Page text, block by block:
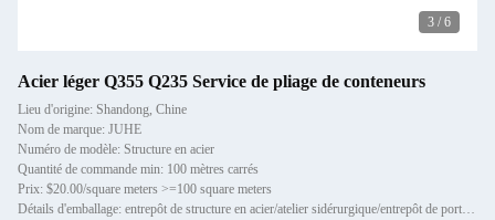
3 / 6
Acier léger Q355 Q235 Service de pliage de conteneurs
Lieu d'origine: Shandong, Chine
Nom de marque: JUHE
Numéro de modèle: Structure en acier
Quantité de commande min: 100 mètres carrés
Prix: $20.00/square meters >=100 square meters
Détails d'emballage: entrepôt de structure en acier/atelier sidérurgique/entrepôt de porte-bagages métalliques: